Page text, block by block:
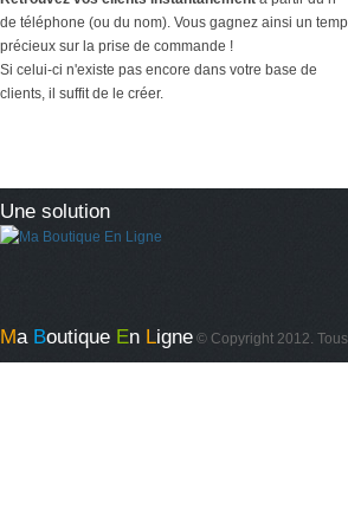
de téléphone (ou du nom). Vous gagnez ainsi un
précieux sur la prise de commande !
Si celui-ci n'existe pas encore dans votre base de
clients, il suffit de le créer.
Une solution
Ma Boutique En Ligne © Copyright 2012.